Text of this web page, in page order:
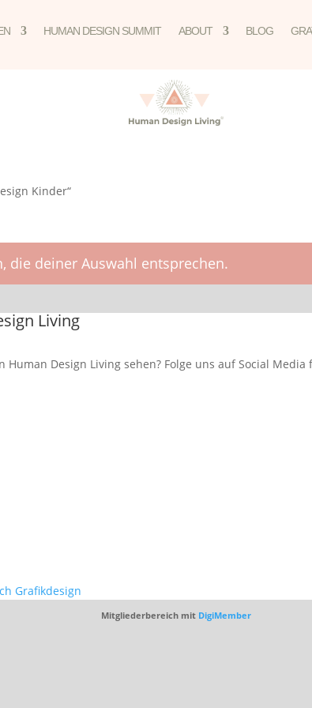
HUMAN DESIGN SUMMIT ABOUT BLOG
Kinder“
die deiner Auswahl entsprechen.
Living
Human Design Living sehen? Folge uns auf Social
Grafikdesign
Mitgliederbereich mit DigiMember